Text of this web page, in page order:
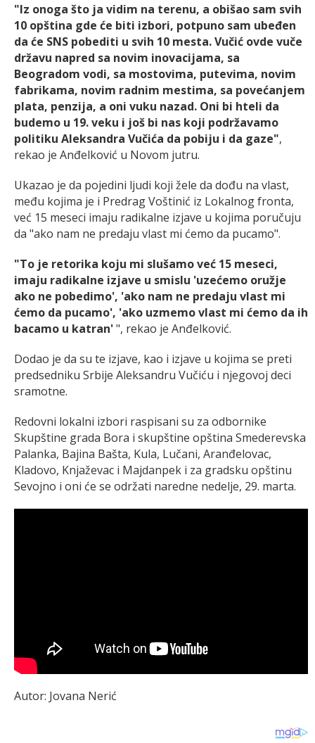
"Iz onoga što ja vidim na terenu, a obišao sam svih
10 opština gde će biti izbori, potpuno sam ubeđen
da će SNS pobediti u svih 10 mesta. Vučić ovde vuče
državu napred sa novim inovacijama, sa
Beogradom vodi, sa mostovima, putevima, novim
fabrikama, novim radnim mestima, sa povećanjem
plata, penzija, a oni vuku nazad. Oni bi hteli da
budemo u 19. veku i još bi nas koji podržavamo
politiku Aleksandra Vučića da pobiju i da gaze",
rekao je Anđelković u Novom jutru.
Ukazao je da pojedini ljudi koji žele da dođu na vlast,
među kojima je i Predrag Voštinić iz Lokalnog fronta,
već 15 meseci imaju radikalne izjave u kojima poručuju
da "ako nam ne predaju vlast mi ćemo da pucamo".
"To je retorika koju mi slušamo već 15 meseci,
imaju radikalne izjave u smislu 'uzećemo oružje
ako ne pobedimo', 'ako nam ne predaju vlast mi
ćemo da pucamo', 'ako uzmemo vlast mi ćemo da ih
bacamo u katran'", rekao je Anđelković.
Dodao je da su te izjave, kao i izjave u kojima se preti
predsedniku Srbije Aleksandru Vučiću i njegovoj deci
sramotne.
Redovni lokalni izbori raspisani su za odbornike
Skupštine grada Bora i skupštine opština Smederevska
Palanka, Bajina Bašta, Kula, Lučani, Aranđelovac,
Kladovo, Knjaževac i Majdanpek i za gradsku opštinu
Sevojno i oni će se održati naredne nedelje, 29. marta.
Autor: Jovana Nerić